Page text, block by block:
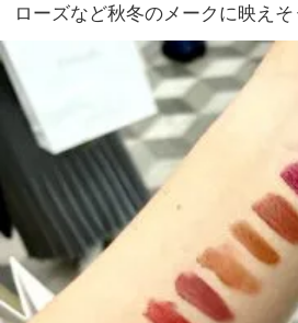
ローズなど秋冬のメークに映えそ